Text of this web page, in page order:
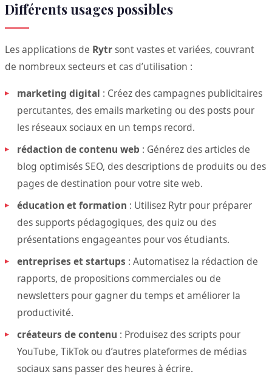
Différents usages possibles
Les applications de Rytrsont vastes et variées, couvrant
de nombreux secteurs et cas d’utilisation :
marketing digital : Créez des campagnes publicitaires
percutantes, des emails marketing ou des posts pour
les réseaux sociaux en un temps record.
rédaction de contenu web : Générez des articles de
blog optimisés SEO, des descriptions de produits ou des
pages de destination pour votre site web.
éducation et formation : Utilisez Rytr pour préparer
des supports pédagogiques, des quiz ou des
présentations engageantes pour vos étudiants.
entreprises et startups : Automatisez la rédaction de
rapports, de propositions commerciales ou de
newsletters pour gagner du temps et améliorer la
productivité.
créateurs de contenu : Produisez des scripts pour
YouTube, TikTok ou d’autres plateformes de médias
sociaux sans passer des heures à écrire.